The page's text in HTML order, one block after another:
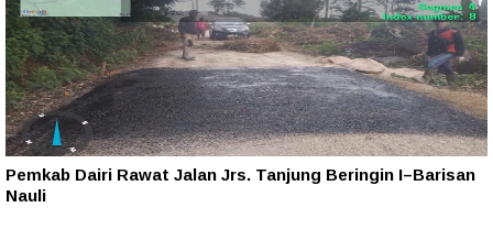
Pemkab Dairi Rawat Jalan Jrs. Tanjung Beringin I–Barisan
Nauli